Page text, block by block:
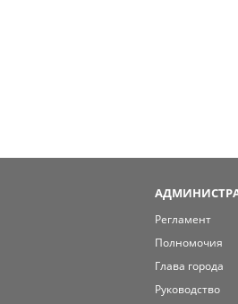
Регламент
Полномочия
Глава города
Руководство